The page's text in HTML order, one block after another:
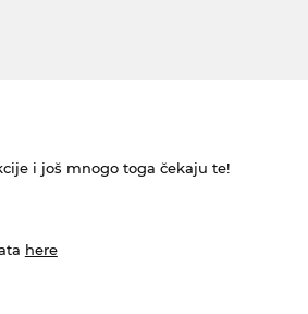
i još mnogo toga čekaju te!
here